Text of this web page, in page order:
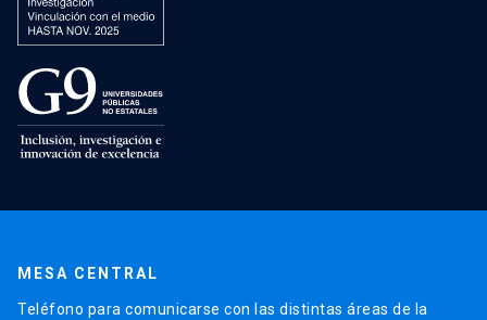
MESA CENTRAL
Teléfono para comunicarse con las distintas áreas de la